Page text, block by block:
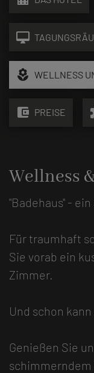
desktop_mac
local_florist WELLNESS
account_balance_wallet PREISE
Wellness
"Badehaus" -
Für traumhaft
Sie vorab ein
Zimmer.
Und schon
Genießen Sie
schimmerndem